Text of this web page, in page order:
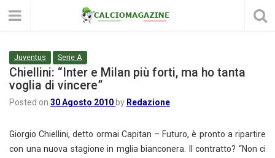
Juventus Serie A
Chiellini: “Inter e Milan più forti, ma ho tanta
voglia di vincere”
Posted on 30 Agosto 2010 by Redazione
Giorgio Chiellini, detto ormai Capitan – Futuro, è pronto a ripartire
con una nuova stagione in mglia bianconera. Il contratto? “Non ci